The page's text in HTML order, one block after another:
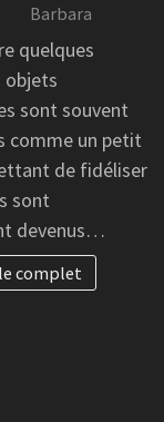
Barbara
quelques
objets
sont souvent
comme un petit
de fidéliser
sont
devenus…
complet